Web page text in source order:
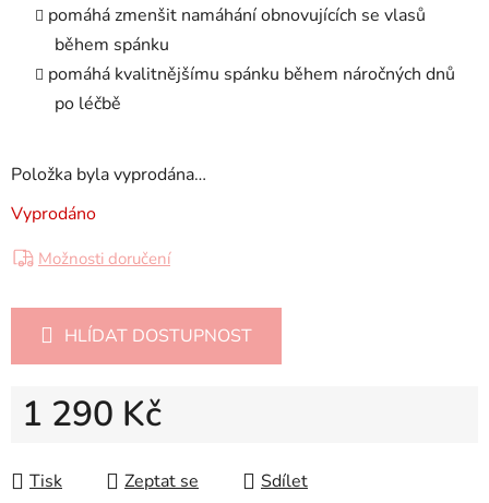
pomáhá zmenšit namáhání obnovujících se vlasů
během spánku
pomáhá kvalitnějšímu spánku během náročných dnů
po léčbě
Položka byla vyprodána…
Vyprodáno
Možnosti doručení
HLÍDAT DOSTUPNOST
1 290 Kč
Tisk
Zeptat se Sdílet